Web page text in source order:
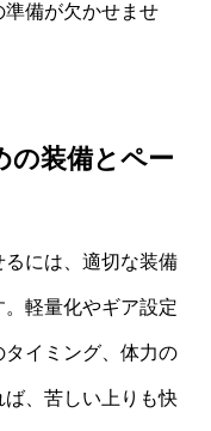
備が欠かせませ
の装備とペー
には、適切な装備
軽量化やギア設定
イミング、体力の
、苦しい上りも快